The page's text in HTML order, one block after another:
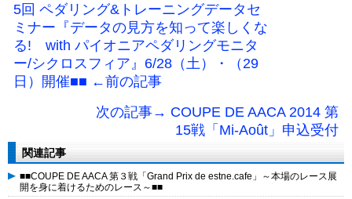
5回 ペダリング&トレーニングデータセ
ミナー『データの見方を知って楽しくな
る! with パイオニアペダリングモニタ
ー/シクロスフィア』6/28（土）・（29
日）開催■■ ←前の記事
次の記事→ COUPE DE AACA 2014 第
15戦「Mi-Août」申込受付
関連記事
■■COUPE DE AACA 第３戦「Grand Prix de estne.cafe」～本場のレース展
開を身に着けるためのレース～■■